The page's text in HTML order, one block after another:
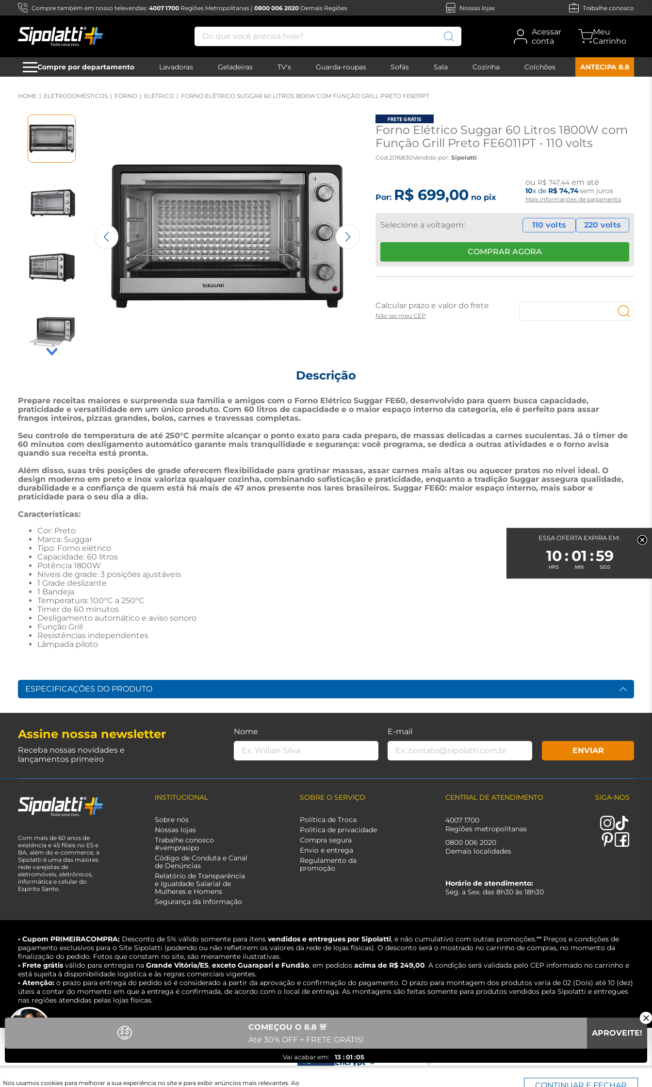
Compre também em nosso televendas: 4007 1700 Regiões Metropolitanas | 0800 006 2020 Demais Regiões Nossas lojas Trabalhe conosco
Do que você precisa hoje?
Acessar
conta
Compre por departamento Lavadoras Geladeiras TV's Guarda-roupas Sofás Sala Cozinha Colchões ANTECIPA 8.8
ELETRODOMÉSTICOS FORNO ELÉTRICO FORNO ELÉTRICO SUGGAR 60 LITROS 1800W COM FUNÇÃO GRILL PRETO FE6011PT
Forno Elétrico Suggar 60 Litros 1800W com
Função Grill Preto FE6011PT - 110 volts
Cod:2016830Vendido por: Sipolatti
Por: R$ 699,00no pix
ou R$ 747,44em até
10x de R$ 74,74sem juros
Mais informações de pagamento
110 volts 220 volts
COMPRAR AGORA
Não sei meu CEP
Descrição
Prepare receitas maiores e surpreenda sua família e amigos com o Forno Elétrico Suggar FE60, desenvolvido para quem busca capacidade,
praticidade e versatilidade em um único produto. Com 60 litros de capacidade e o maior espaço interno da categoria, ele é perfeito para assar
frangos inteiros, pizzas grandes, bolos, carnes e travessas completas.
Seu controle de temperatura de até 250°C permite alcançar o ponto exato para cada preparo, de massas delicadas a carnes suculentas. Já o timer de
60 minutos com desligamento automático garante mais tranquilidade e segurança: você programa, se dedica a outras atividades e o forno avisa
quando sua receita está pronta.
Além disso, suas três posições de grade oferecem flexibilidade para gratinar massas, assar carnes mais altas ou aquecer pratos no nível ideal. O
design moderno em preto e inox valoriza qualquer cozinha, combinando sofisticação e praticidade, enquanto a tradição Suggar assegura qualidade,
durabilidade e a confiança de quem está há mais de 47 anos presente nos lares brasileiros. Suggar FE60: maior espaço interno, mais sabor e
praticidade para o seu dia a dia.
Características:
Cor: Preto
Marca: Suggar
Tipo: Forno elétrico
Capacidade: 60 litros
Potência 1800W
Níveis de grade: 3 posições ajustáveis
1 Grade deslizante
1 Bandeja
Temperatura: 100°C a 250°C
Timer de 60 minutos
Desligamento automático e aviso sonoro
Função Grill
Resistências independentes
Lâmpada piloto
ESPECIFICAÇÕES DO PRODUTO
Assine nossa newsletter
Receba nossas novidades e
lançamentos primeiro
Nome E-mail
ENVIAR
Com mais de 60 anos de
existência e 45 filiais no ES e
BA, além do e-commerce, a
Sipolatti é uma das maiores
rede varejistas de
eletromóveis, eletrônicos,
informática e celular do
Espírito Santo.
INSTITUCIONAL
Sobre nós
Nossas lojas
Trabalhe conosco
#vemprasipo
Código de Conduta e Canal
de Denúncias
Relatório de Transparência
e Igualdade Salarial de
Mulheres e Homens
Segurança da Informação
SOBRE O SERVIÇO
Política de Troca
Politica de privacidade
Compra segura
Envio e entrega
Regulamento da
promoção
CENTRAL DE ATENDIMENTO
4007 1700
Regiões metropolitanas
0800 006 2020
Demais localidades
Horário de atendimento:
Seg. a Sex. das 8h30 às 18h30
SIGA-NOS
• Cupom PRIMEIRACOMPRA: Desconto de 5% válido somente para itens vendidos e entregues por Sipolatti, e não cumulativo com outras promoções.** Preços e condições de
pagamento exclusivos para o Site Sipolatti (podendo ou não refletirem os valores da rede de lojas físicas). O desconto será o mostrado no carrinho de compras, no momento da
finalização do pedido. Fotos que constam no site, são meramente ilustrativas.
• Frete grátis válido para entregas na Grande Vitória/ES, exceto Guarapari e Fundão, em pedidos acima de R$ 249,00. A condição será validada pelo CEP informado no carrinho e
está sujeita à disponibilidade logística e às regras comerciais vigentes.
• Atenção: o prazo para entrega do pedido só é considerado a partir da aprovação e confirmação do pagamento. O prazo para montagem dos produtos varia de 02 (Dois) até 10 (dez)
úteis a contar do momento em que a entrega é confirmada, de acordo com o local de entrega. As montagens são feitas somente para produtos vendidos pela Sipolatti e entregues
nas regiões atendidas pelas lojas físicas.
Nós usamos cookies para melhorar a sua experiência no site e para exibir anúncios mais relevantes. Ao
🤑
COMEÇOU O 8.8 🚨
Até 30% OFF + FRETE GRÁTIS!
APROVEITE!
Vai acabar em: 13 01 05
ESSA OFERTA EXPIRA EM:
10 01 59